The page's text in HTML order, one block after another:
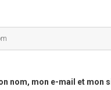
nom, mon e-mail et mon